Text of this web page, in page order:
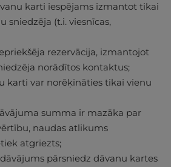
karti iespējams izmantot tikai
sniedzēja (t.i. viesnīcas,
rezervācija, izmantojot
norādītos kontaktus;
karti var norēķināties tikai vienu
summa ir mazāka par
naudas atlikums
atgriezts;
pārsniedz dāvanu kartes